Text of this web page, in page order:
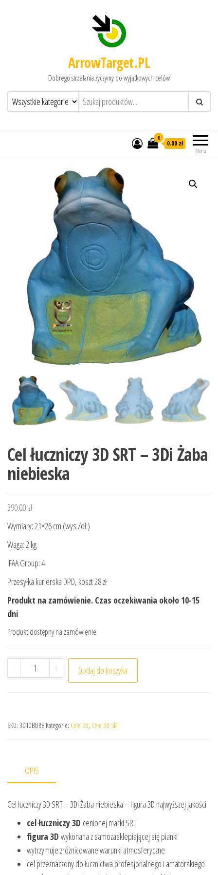
ArrowTarget.PL
Dobrego strzelania życzymy do wyjątkowych celów
Menu
0
0.00 zł
Cel łuczniczy 3D SRT – 3Di Żaba
niebieska
390.00 zł
Wymiary: 21×26 cm (wys./dł.)
Waga: 2 kg
IFAA Group: 4
Przesyłka kurierska DPD, koszt 28 zł
Produkt na zamówienie. Czas oczekiwania około 10-15
dni
Produkt dostępny na zamówienie
- ilość Cel łuczniczy 3D SRT - 3Di Żaba niebieska
+ Dodaj do koszyka
SKU: 3D10BORB Kategorie: Cele 3d, Cele 3d SRT
OPIS
Cel łuczniczy 3D SRT – 3Di Żaba niebieska – figura 3D najwyższej jakości
cel łuczniczy 3D cenionej marki SRT
figura 3D wykonana z samozasklepiającej się pianki
wytrzymuje zróżnicowane warunki atmosferyczne
cel przeznaczony do łucznictwa profesjonalnego i amatorskiego